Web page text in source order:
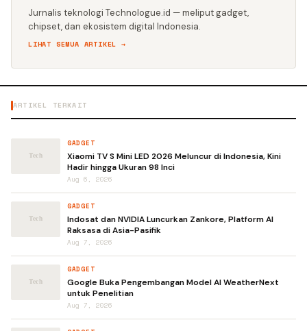
Jurnalis teknologi Technologue.id — meliput gadget,
chipset, dan ekosistem digital Indonesia.
LIHAT SEMUA ARTIKEL →
ARTIKEL TERKAIT
GADGET
Xiaomi TV S Mini LED 2026 Meluncur di Indonesia, Kini
Hadir hingga Ukuran 98 Inci
Aug 6, 2026
GADGET
Indosat dan NVIDIA Luncurkan Zankore, Platform AI
Raksasa di Asia-Pasifik
Aug 7, 2026
GADGET
Google Buka Pengembangan Model AI WeatherNext
untuk Penelitian
Aug 7, 2026